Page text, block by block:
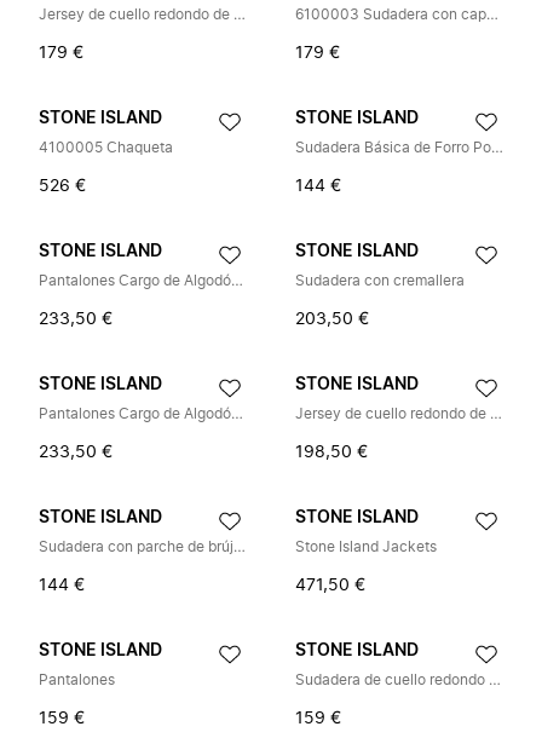
Jersey de cuello redondo de lana
179 €
6100003 Sudadera con capucha y cremallera
179 €
STONE ISLAND
4100005 Chaqueta
526 €
STONE ISLAND
Sudadera Básica de Forro Polar FW25
144 €
STONE ISLAND
Pantalones Cargo de Algodón Elástico
233,50 €
STONE ISLAND
Sudadera con cremallera
203,50 €
STONE ISLAND
Pantalones Cargo de Algodón Elástico
233,50 €
STONE ISLAND
Jersey de cuello redondo de lana con parche de brújula
198,50 €
STONE ISLAND
Sudadera con parche de brújula
144 €
STONE ISLAND
Stone Island Jackets
471,50 €
STONE ISLAND
Pantalones
159 €
STONE ISLAND
Sudadera de cuello redondo de corte oversize
159 €